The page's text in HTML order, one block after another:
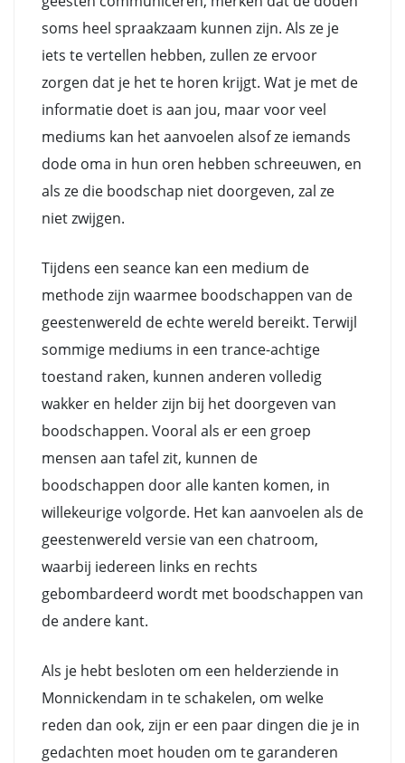
soms heel spraakzaam kunnen zijn. Als ze je
iets te vertellen hebben, zullen ze ervoor
zorgen dat je het te horen krijgt. Wat je met de
informatie doet is aan jou, maar voor veel
mediums kan het aanvoelen alsof ze iemands
dode oma in hun oren hebben schreeuwen, en
als ze die boodschap niet doorgeven, zal ze
niet zwijgen.
Tijdens een seance kan een medium de
methode zijn waarmee boodschappen van de
geestenwereld de echte wereld bereikt. Terwijl
sommige mediums in een trance-achtige
toestand raken, kunnen anderen volledig
wakker en helder zijn bij het doorgeven van
boodschappen. Vooral als er een groep
mensen aan tafel zit, kunnen de
boodschappen door alle kanten komen, in
willekeurige volgorde. Het kan aanvoelen als de
geestenwereld versie van een chatroom,
waarbij iedereen links en rechts
gebombardeerd wordt met boodschappen van
de andere kant.
Als je hebt besloten om een helderziende in
Monnickendam in te schakelen, om welke
reden dan ook, zijn er een paar dingen die je in
gedachten moet houden om te garanderen